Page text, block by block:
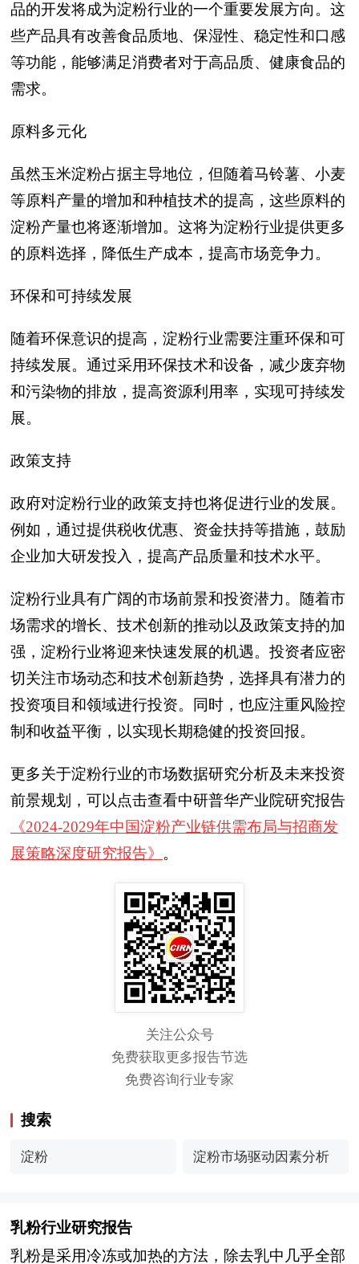
品的开发将成为淀粉行业的一个重要发展方向。这
些产品具有改善食品质地、保湿性、稳定性和口感
等功能，能够满足消费者对于高品质、健康食品的
需求。
原料多元化
虽然玉米淀粉占据主导地位，但随着马铃薯、小麦
等原料产量的增加和种植技术的提高，这些原料的
淀粉产量也将逐渐增加。这将为淀粉行业提供更多
的原料选择，降低生产成本，提高市场竞争力。
环保和可持续发展
随着环保意识的提高，淀粉行业需要注重环保和可
持续发展。通过采用环保技术和设备，减少废弃物
和污染物的排放，提高资源利用率，实现可持续发
展。
政策支持
政府对淀粉行业的政策支持也将促进行业的发展。
例如，通过提供税收优惠、资金扶持等措施，鼓励
企业加大研发投入，提高产品质量和技术水平。
淀粉行业具有广阔的市场前景和投资潜力。随着市
场需求的增长、技术创新的推动以及政策支持的加
强，淀粉行业将迎来快速发展的机遇。投资者应密
切关注市场动态和技术创新趋势，选择具有潜力的
投资项目和领域进行投资。同时，也应注重风险控
制和收益平衡，以实现长期稳健的投资回报。
更多关于淀粉行业的市场数据研究分析及未来投资
前景规划，可以点击查看中研普华产业院研究报告
《2024-2029年中国淀粉产业链供需布局与招商发
展策略深度研究报告》 。
关注公众号
免费获取更多报告节选
免费咨询行业专家
搜索
淀粉 淀粉市场驱动因素分析
乳粉行业研究报告
乳粉是采用冷冻或加热的方法，除去乳中几乎全部